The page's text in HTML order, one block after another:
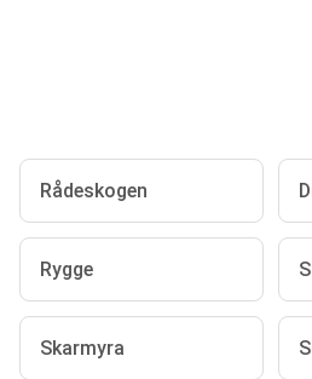
Rådeskogen
Rygge
Skarmyra